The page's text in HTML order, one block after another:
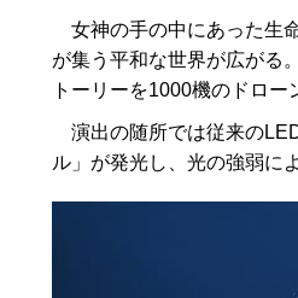
女神の手の中にあった生
が集う平和な世界が広がる
トーリーを1000機のドロー
演出の随所では従来の
ル」が発光し、光の強弱に